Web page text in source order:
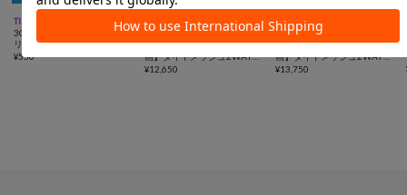
TIME SALE 
3COINS
リュック2WAYエコバッグ
¥550
一部予約 動画 
ear PAPILLONNER
追加決定！【ouchi/ほし企
画】ダイヤメッシュ2WAYト
ートバッグ Sサイズ
¥12,650
一部予約 
ear PAPILLONNER
追加決定！【ouchi/ほし企
画】ダイヤメッシュ2WAYト
ートバッグLサイズ
¥13,750